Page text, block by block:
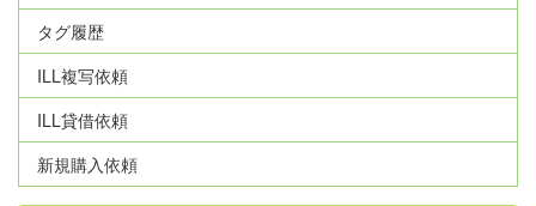
タグ履歴
ILL複写依頼
ILL貸借依頼
新規購入依頼